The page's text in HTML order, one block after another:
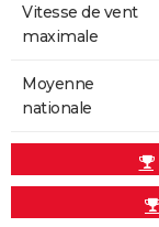
Vitesse de vent
maximale
Moyenne
nationale